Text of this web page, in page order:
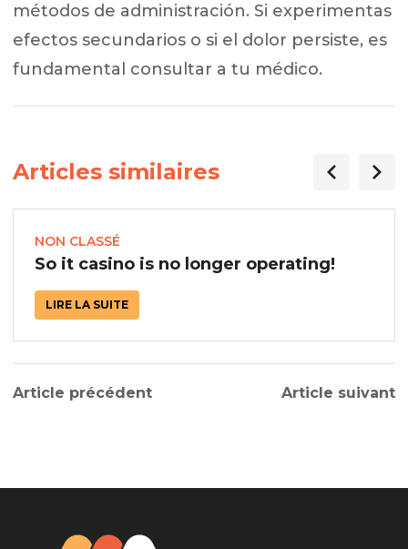
métodos de administración. Si experimentas
efectos secundarios o si el dolor persiste, es
fundamental consultar a tu médico.
Articles similaires
NON CLASSÉ
So it casino is no longer operating!
LIRE LA SUITE
Article précédent Article suivant